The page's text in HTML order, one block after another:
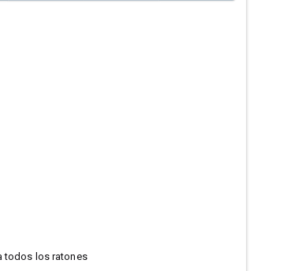
todos los ratones